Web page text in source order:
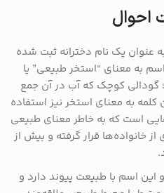
احوال
عنوان یک نام دخترانه ثبت شده
به معنای “استخر طبیعی” یا
گودالی کوچک که آب در آن جمع
به معنای استخر نیز استفاده
است که به خاطر معنای طبیعی
خانواده‌ها قرار گرفته و بیش از
و این اسم با طبیعت پیوند دارد و